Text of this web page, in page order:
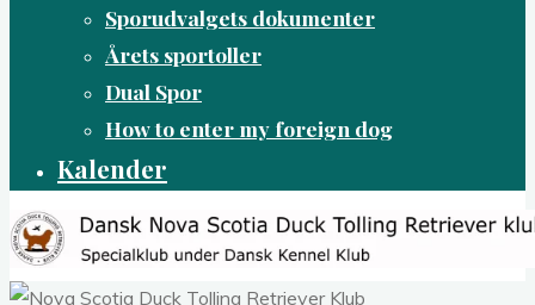
Sporudvalgets dokumenter
Årets sportoller
Dual Spor
How to enter my foreign dog
Kalender